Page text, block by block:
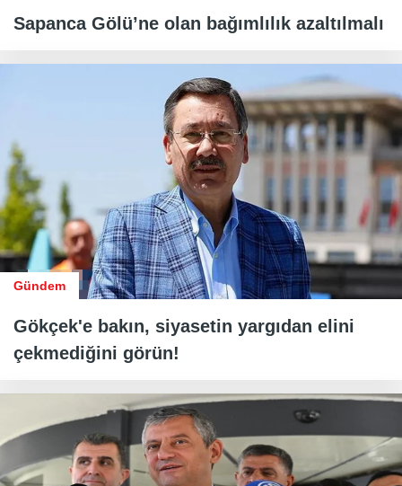
Sapanca Gölü’ne olan bağımlılık azaltılmalı
Gündem
Gökçek'e bakın, siyasetin yargıdan elini
çekmediğini görün!